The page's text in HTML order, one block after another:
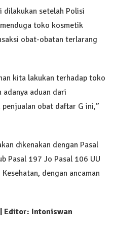
dilakukan setelah Polisi
toko kosmetik
obat-obatan terlarang
kita lakukan terhadap toko
aduan dari
obat daftar G ini,”
dikenakan dengan Pasal
Pasal 197 Jo Pasal 106 UU
dengan ancaman
Editor: Intoniswan